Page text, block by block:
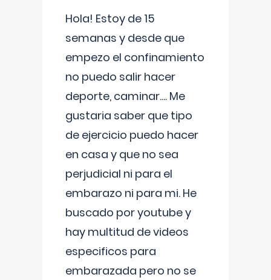
Hola! Estoy de 15
semanas y desde que
empezo el confinamiento
no puedo salir hacer
deporte, caminar.... Me
gustaria saber que tipo
de ejercicio puedo hacer
en casa y que no sea
perjudicial ni para el
embarazo ni para mi. He
buscado por youtube y
hay multitud de videos
especificos para
embarazada pero no se